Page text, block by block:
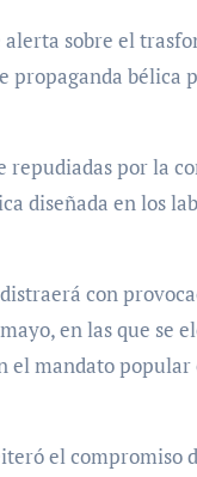
sobre el
propaganda bélica
repudiadas por la
diseñada en los
con
en las que se
el mandato
el compromiso